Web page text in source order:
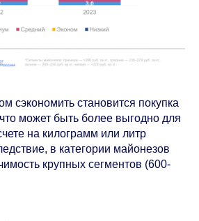
сэкономить становится покупка
может быть более выгодно для
на килограмм или литр
в категории майонезов
крупных сегментов (600-